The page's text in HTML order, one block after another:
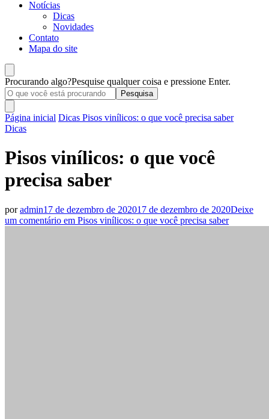
Notícias
Dicas
Novidades
Contato
Mapa do site
Procurando algo?Pesquise qualquer coisa e pressione Enter.
Página inicial Dicas Pisos vinílicos: o que você precisa saber
Dicas
Pisos vinílicos: o que você
precisa saber
poradmin17 de dezembro de 202017 de dezembro de 2020Deixe
um comentário em Pisos vinílicos: o que você precisa saber